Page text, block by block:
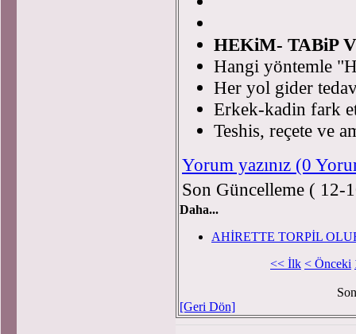
HEKiM- TABiP
Hangi yöntemle
Her yol gider
Erkek-kadin fark
Teshis, reçete ve
Yorum yazınız (0
Son Güncelleme ( 12-
Daha...
AHİRETTE TORPİL
<< İlk < Önceki
[Geri Dön]